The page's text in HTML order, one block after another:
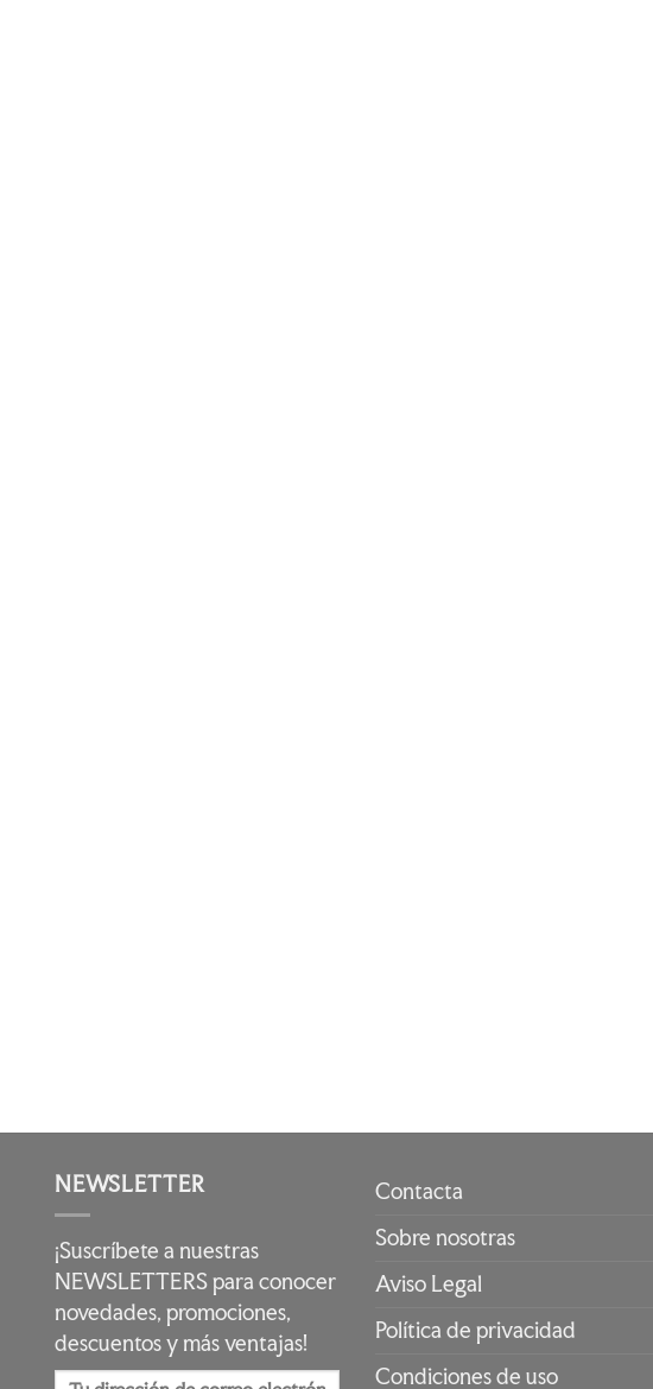
NEWSLETTER
¡Suscríbete a nuestras
NEWSLETTERS para conocer
novedades, promociones,
descuentos y más ventajas!
Contacta
Sobre nosotras
Aviso Legal
Política de privacidad
Condiciones de uso